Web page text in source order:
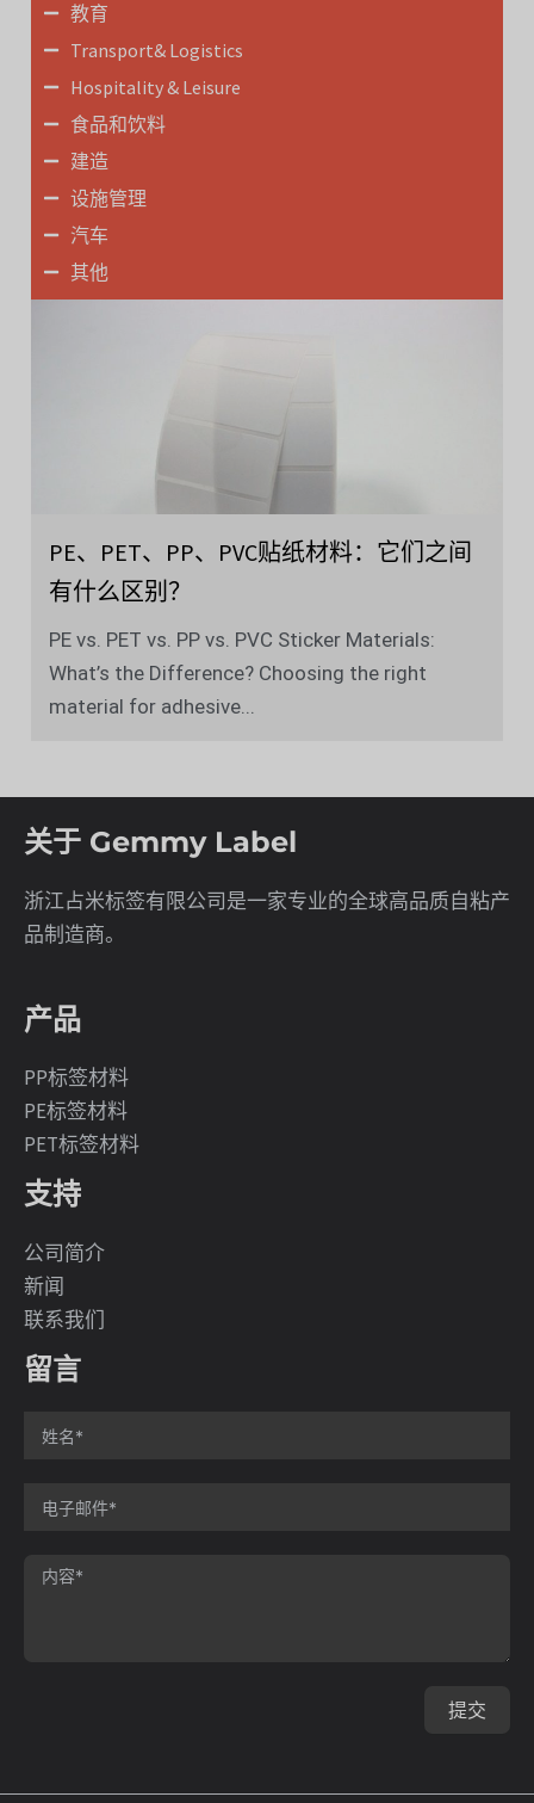
教育
Transport& Logistics
Hospitality & Leisure
食品和饮料
建造
设施管理
汽车
其他
PE、PET、PP、PVC贴纸材料：它们之间
有什么区别？
PE vs. PET vs. PP vs. PVC Sticker Materials:
What’s the Difference? Choosing the right
material for adhesive...
关于 Gemmy Label
浙江占米标签有限公司是一家专业的全球高品质自粘产
品制造商。
产品
PP标签材料
PE标签材料
PET标签材料
支持
公司简介
新闻
联系我们
留言
提交